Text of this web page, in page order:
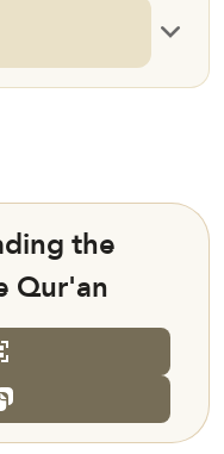
the
Qur'an